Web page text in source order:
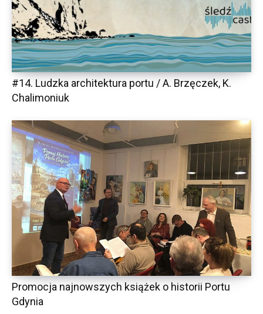
#14. Ludzka architektura portu / A. Brzęczek, K.
Chalimoniuk
Promocja najnowszych książek o historii Portu
Gdynia